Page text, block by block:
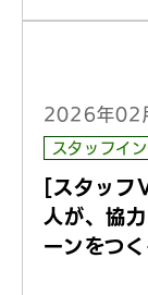
2026年02
スタッフイ
[スタッ
人が、協
ーンをつく